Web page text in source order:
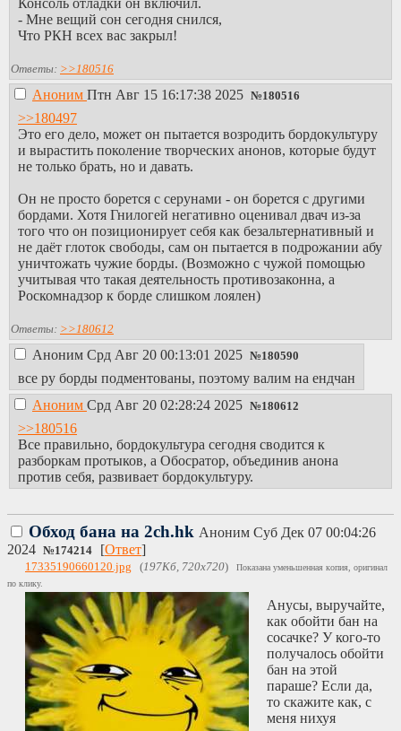
Консоль отладки он включил.
- Мне вещий сон сегодня снился,
Что РКН всех вас закрыл!
Ответы: >>180516
Аноним Птн Авг 15 16:17:38 2025 №180516
>>180497
Это его дело, может он пытается возродить бордокультуру
и вырастить поколение творческих анонов, которые будут
не только брать, но и давать.
Он не просто борется с серунами - он борется с другими
бордами. Хотя Гнилогей негативно оценивал двач из-за
того что он позиционирует себя как безальтернативный и
не даёт глоток свободы, сам он пытается в подрожании абу
уничтожать чужие борды. (Возможно с чужой помощью
учитывая что такая деятельность противозаконна, а
Роскомнадзор к борде слишком лоялен)
Ответы: >>180612
Аноним Срд Авг 20 00:13:01 2025 №180590
все ру борды подментованы, поэтому валим на ендчан
Аноним Срд Авг 20 02:28:24 2025 №180612
>>180516
Все правильно, бордокультура сегодня сводится к
разборкам протыков, а Обосратор, объединив анона
против себя, развивает бордокультуру.
Обход бана на 2ch.hk Аноним Суб Дек 07 00:04:26
2024 №174214 [Ответ]
17335190660120.jpg (197Кб, 720x720)
Показана уменьшенная копия, оригинал
по клику.
Анусы, выручайте,
как обойти бан на
сосачке? У кого-то
получалось обойти
бан на этой
параше? Если да,
то скажите как, с
меня нихуя